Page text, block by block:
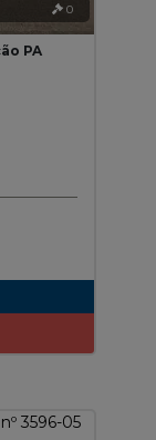
0
PA
3596-05